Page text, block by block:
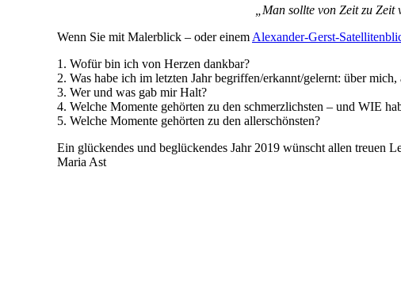
„Man sollte von Zeit zu
Wenn Sie mit Malerblick – oder einem Alexander-Gerst-
1. Wofür bin ich von Herzen dankbar?
2. Was habe ich im letzten Jahr begriffen/erkannt/gelernt: über mich,
3. Wer und was gab mir Halt?
4. Welche Momente gehörten zu den schmerzlichsten – und WIE
5. Welche Momente gehörten zu den allerschönsten?
Ein glückendes und beglückendes Jahr 2019 wünscht allen treuen
Maria Ast